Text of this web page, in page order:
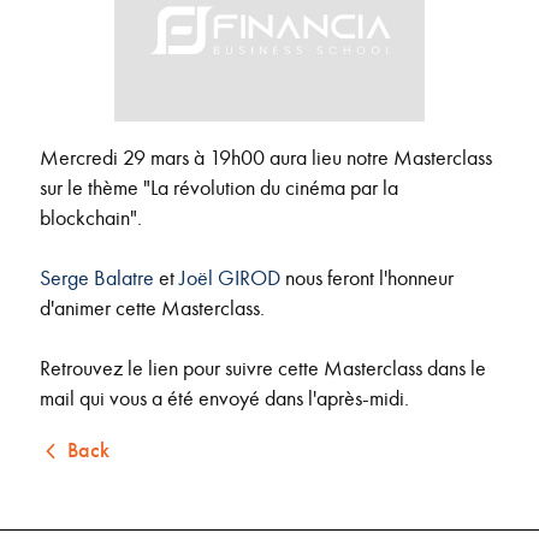
Mercredi 29 mars à 19h00 aura lieu notre Masterclass
sur le thème "La révolution du cinéma par la
blockchain".
Serge Balatre etJoël GIROD nous feront l'honneur
d'animer cette Masterclass.
Retrouvez le lien pour suivre cette Masterclass dans le
mail qui vous a été envoyé dans l'après-midi.
Back